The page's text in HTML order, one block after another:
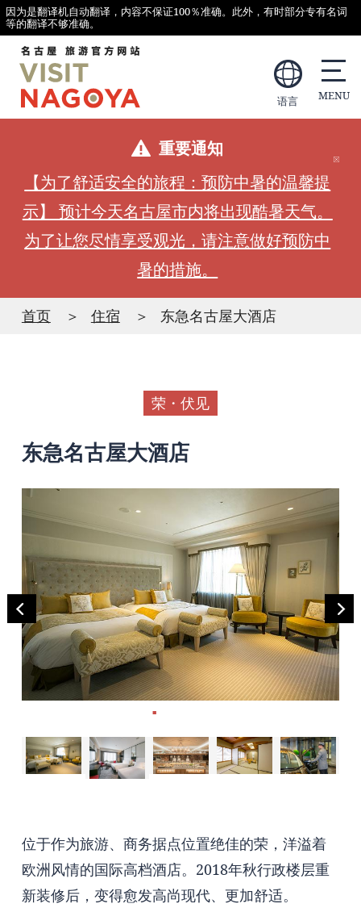
因为是翻译机自动翻译，内容不保证100％准确。此外，有时部分专有名词
等的翻译不够准确。
语言
重要通知
【为了舒适安全的旅程：预防中暑的温馨提
示】 预计今天名古屋市内将出现酷暑天气。
为了让您尽情享受观光，请注意做好预防中
暑的措施。
首页 住宿 东急名古屋大酒店
荣・伏见
东急名古屋大酒店
位于作为旅游、商务据点位置绝佳的荣，洋溢着
欧洲风情的国际高档酒店。2018年秋行政楼层重
新装修后，变得愈发高尚现代、更加舒适。